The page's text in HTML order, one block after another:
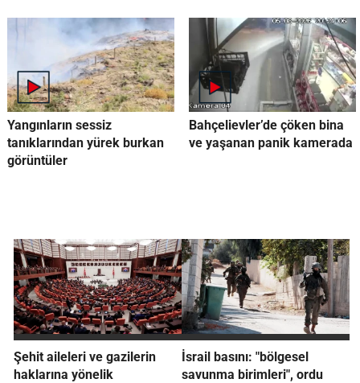
Yangınların sessiz
tanıklarından yürek burkan
görüntüler
Bahçelievler’de çöken bina
ve yaşanan panik kamerada
Şehit aileleri ve gazilerin
haklarına yönelik
İsrail basını: "bölgesel
savunma birimleri", ordu